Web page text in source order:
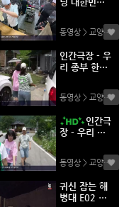
WANNA
동영상 > 교양(0)
인간극장 - 우
리 종부 한찬
260807 45
0p WANNA동영상 > 교양(0)
인간극
장 - 우리 종
E6438 260
807 720p 동영상 > 교양(0)
귀신 잡는 해
병대 E02 26